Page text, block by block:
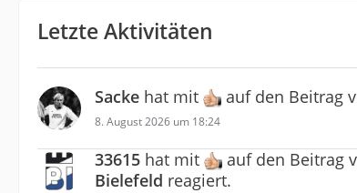
Letzte Aktivitäten
Sacke hat mit auf den Beitrag
8. August 2026 um 18:24
33615 hat mit auf den Beitrag
Bielefeld reagiert.